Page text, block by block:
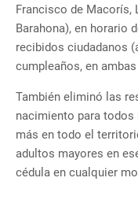
Francisco de Macorís,
Barahona), en horario
recibidos ciudadanos
cumpleaños, en
También eliminó las
nacimiento para
más en todo el
adultos mayores en
cédula en cualquier